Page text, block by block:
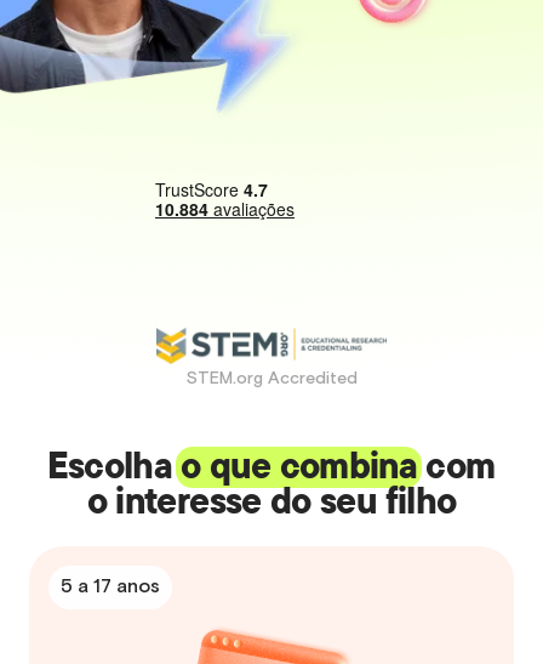
STEM.org Accredited
Escolhao que combinacom
o interesse do seu filho
5 a 17 anos